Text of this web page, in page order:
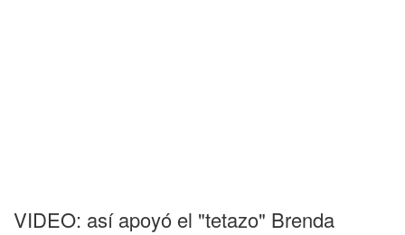
VIDEO: así apoyó el "tetazo" Brenda